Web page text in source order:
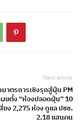
Next article
าตรการเชิงรุกสู้ฝุ่น PM
ผยตั้ง “ห้องปลอดฝุ่น” 10
ยง 2,275 ห้อง ดูแล ปชช.
2.18 แสนคน